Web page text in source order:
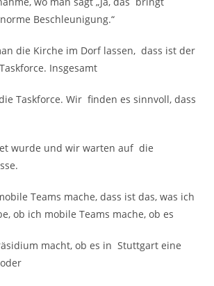
Beschleunigung.“
die Kirche im Dorf lassen, dass ist der
Insgesamt
Taskforce. Wir finden es sinnvoll, dass
wurde und wir warten auf die
Teams mache, dass ist das, was ich
ob ich mobile Teams mache, ob es
macht, ob es in Stuttgart eine